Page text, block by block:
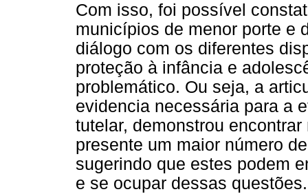
Com isso, foi possível
municípios de menor porte e
diálogo com os diferentes
proteção à infância e
problemático. Ou seja, a
evidencia necessária para a
tutelar, demonstrou
presente um maior número
sugerindo que estes podem
e se ocupar dessas questões.